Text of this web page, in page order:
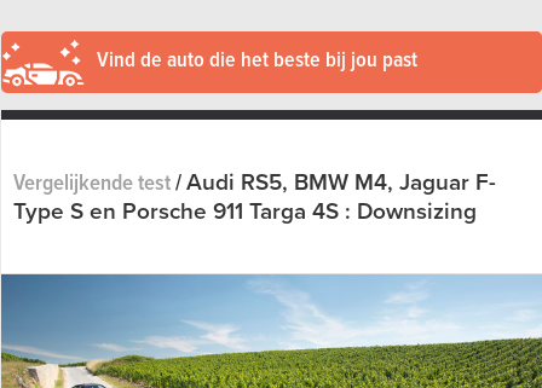
Vind de auto die het beste bij jou past
Vergelijkende test/Audi RS5, BMW M4, Jaguar F-
Type S en Porsche 911 Targa 4S : Downsizing